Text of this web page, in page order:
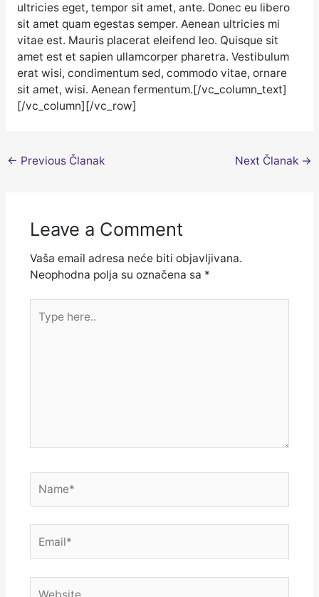
ultricies eget, tempor sit amet, ante. Donec eu libero
sit amet quam egestas semper. Aenean ultricies mi
vitae est. Mauris placerat eleifend leo. Quisque sit
amet est et sapien ullamcorper pharetra. Vestibulum
erat wisi, condimentum sed, commodo vitae, ornare
sit amet, wisi. Aenean fermentum.[/vc_column_text]
[/vc_column][/vc_row]
← Previous Članak Next Članak →
Leave a Comment
Vaša email adresa neće biti objavljivana.
Neophodna polja su označena sa *
here..